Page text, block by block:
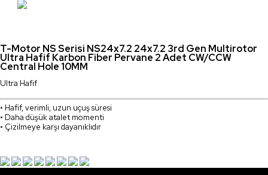
T-Motor NS Serisi NS24x7.2 24x7.2 3rd Gen Multirotor
Ultra Hafif Karbon Fiber Pervane 2 Adet CW/CCW
Central Hole 10MM
Ultra Hafif
• Hafif, verimli, uzun uçuş süresi
• Daha düşük atalet momenti
• Çizilmeye karşı dayanıklıdır